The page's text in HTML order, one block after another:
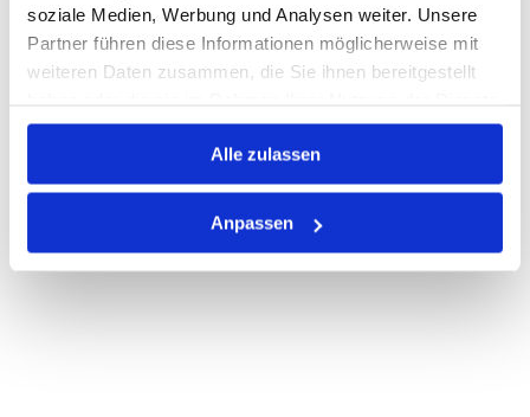
soziale Medien, Werbung und Analysen weiter. Unsere
Partner führen diese Informationen möglicherweise mit
weiteren Daten zusammen, die Sie ihnen bereitgestellt
gesammelt haben.
Alle zulassen
Anpassen
PRODUKTBESCHREIBUNG
ALLE SPEZIFIKATIONEN